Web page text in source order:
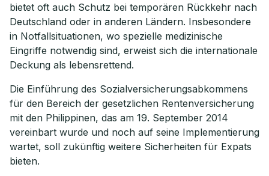
bietet oft auch Schutz bei temporären Rückkehr nach
Deutschland oder in anderen Ländern. Insbesondere
in Notfallsituationen, wo spezielle medizinische
Eingriffe notwendig sind, erweist sich die internationale
Deckung als lebensrettend.
Die Einführung des Sozialversicherungsabkommens
für den Bereich der gesetzlichen Rentenversicherung
mit den Philippinen, das am 19. September 2014
vereinbart wurde und noch auf seine Implementierung
wartet, soll zukünftig weitere Sicherheiten für Expats
bieten.